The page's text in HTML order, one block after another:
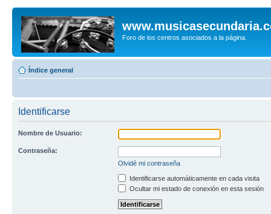
Foro de los centros asociados a la página.
Índice general
Identificarse
Nombre de Usuario:
Contraseña:
Olvidé mi contraseña
Identificarse automáticamente en cada visita
Ocultar mi estado de conexión en esta sesión